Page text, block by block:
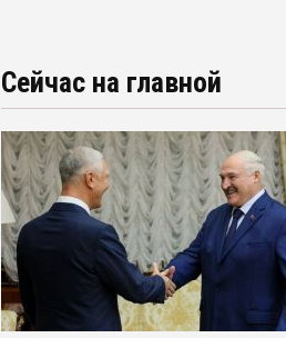
Сейчас на главной